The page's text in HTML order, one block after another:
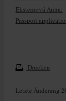
Eksteinová Anna:
Passport
Drucken
Letzte Änderung